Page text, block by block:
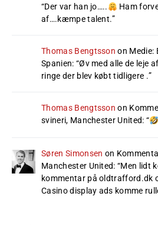
“Der var han jo…..
Ham
af….kæmpe talent.”
Thomas Bengtsson on Medie:
Spanien: “Øv med alle de leje
ringe der blev købt tidligere .”
Thomas Bengtsson on
svineri, Manchester United: “
Søren Simonsen on
Manchester United: “Men lidt
kommentar på oldtrafford.dk
Casino display ads komme